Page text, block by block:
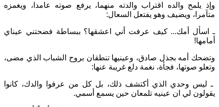
وإذ يلمح والده اقتراب والدته منهما، يرفع صوته عامدا، ويغمزه
متآمرا، ويضيف وهو يفتعل السعال:
ـ اسأل أمك... كيف عرفت أني اعشقها؟ ببساطة فضحتني عيناي
أمامها!
وتضحك أمه بجذل صادق، وعينيها تنطقان بروح الشباب الذي مضى،
وتعلو صوتها، فجأة، نغمة دلع غريبة عنها:
ـ ليس وحدي الذي أكتشف ذلك، بل كل من عرفوا والدك، كانوا
يقولون لي ان عينيه تلمعان حين يسمع أسمي.